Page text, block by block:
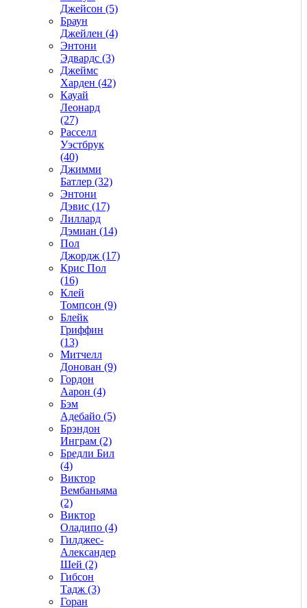
Джейсон (5)
Браун
Джейлен (4)
Энтони
Эдвардс (3)
Джеймс
Харден (42)
Кауай
Леонард
(27)
Расселл
Уэстбрук
(40)
Джимми
Батлер (32)
Энтони
Дэвис (17)
Лиллард
Дэмиан (14)
Пол
Джордж (17)
Крис Пол
(16)
Клей
Томпсон (9)
Блейк
Гриффин
(13)
Митчелл
Донован (9)
Гордон
Аарон (4)
Бэм
Адебайо (5)
Брэндон
Инграм (2)
Бредли Бил
(4)
Виктор
Вембаньяма
(2)
Виктор
Оладипо (4)
Гилджес-
Александер
Шей (2)
Гибсон
Тадж (3)
Горан